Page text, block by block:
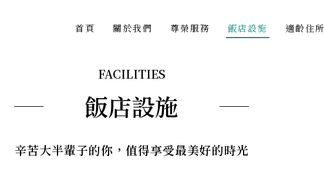
首頁 關於我們 尊榮服務 飯店設施 適齡住所
FACILITIES
飯店設施
辛苦大半輩子的你，值得享受最美好的時光